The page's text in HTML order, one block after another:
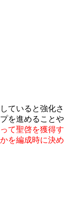
ていると強化さ
を進めることや
て聖啓を獲得す
を編成時に決め